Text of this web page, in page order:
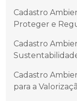
Cadastro
Proteger e
Cadastro
Cadastro
para a